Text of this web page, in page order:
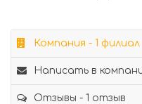
Компания - 1 филиал
Написать в
Отзывы - 1 отзыв